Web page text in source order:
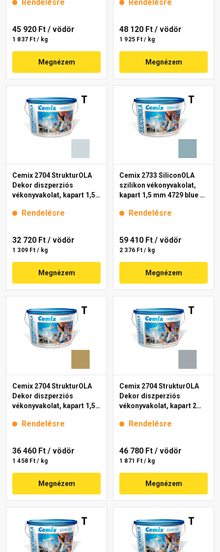
Rendelésre
45 920 Ft / vödör
1 837 Ft / kg
Megnézem
Rendelésre
48 120 Ft / vödör
1 925 Ft / kg
Megnézem
Cemix 2704 StrukturOLA
Dekor diszperziós
vékonyvakolat, kapart 1,5
Rendelésre
32 720 Ft / vödör
1 309 Ft / kg
Megnézem
Cemix 2733 SiliconOLA
szilikon vékonyvakolat,
kapart 1,5 mm 4729 blue 25
Rendelésre
59 410 Ft / vödör
2 376 Ft / kg
Megnézem
Cemix 2704 StrukturOLA
Dekor diszperziós
vékonyvakolat, kapart 1,5
Rendelésre
36 460 Ft / vödör
1 458 Ft / kg
Megnézem
Cemix 2704 StrukturOLA
Dekor diszperziós
vékonyvakolat, kapart 2
Rendelésre
46 780 Ft / vödör
1 871 Ft / kg
Megnézem